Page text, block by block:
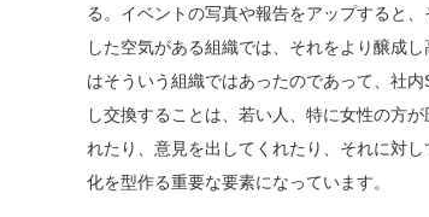
る。イベントの写真や報告をアップすると
した空気がある組織では、それをより醸成
はそういう組織ではあったのであって、社
し交換することは、若い人、特に女性の方
れたり、意見を出してくれたり、それに対
化を型作る重要な要素になっています。